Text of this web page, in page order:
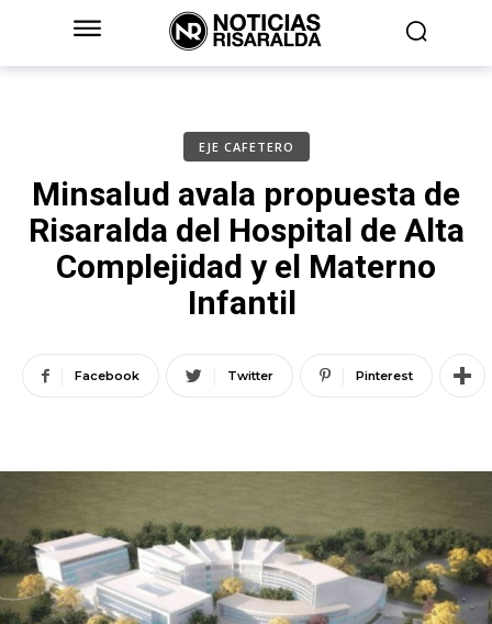
EJE CAFETERO
Minsalud avala propuesta de
Risaralda del Hospital de Alta
Complejidad y el Materno
Infantil
Facebook Twitter Pinterest